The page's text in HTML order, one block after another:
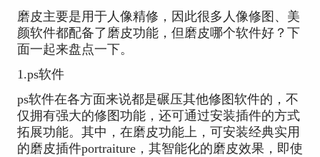
磨皮主要是用于人像精修，因此很多人像修图、美
颜软件都配备了磨皮功能，但磨皮哪个软件好？下
面一起来盘点一下。
1.ps软件
ps软件在各方面来说都是碾压其他修图软件的，不
仅拥有强大的修图功能，还可通过安装插件的方式
拓展功能。其中，在磨皮功能上，可安装经典实用
的磨皮插件portraiture，其智能化的磨皮效果，即使